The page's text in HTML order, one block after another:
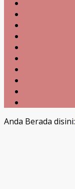
Anda Berada disini: